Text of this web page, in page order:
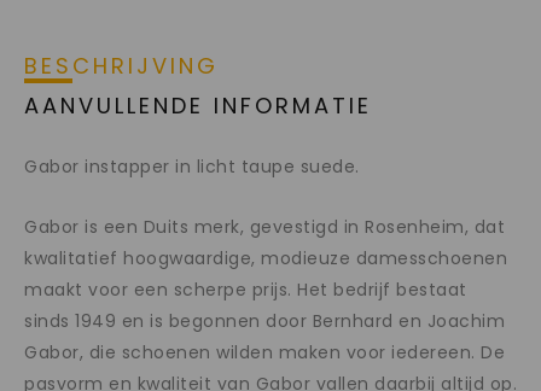
BESCHRIJVING
AANVULLENDE INFORMATIE
Gabor instapper in licht taupe suede.
Gabor is een Duits merk, gevestigd in Rosenheim, dat
kwalitatief hoogwaardige, modieuze damesschoenen
maakt voor een scherpe prijs. Het bedrijf bestaat
sinds 1949 en is begonnen door Bernhard en Joachim
Gabor, die schoenen wilden maken voor iedereen. De
pasvorm en kwaliteit van Gabor vallen daarbij altijd op.